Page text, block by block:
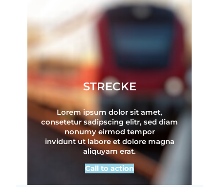
STRECKE
Lorem ipsum dolor sit amet,
consetetur sadipscing elitr, sed diam
nonumy eirmod tempor
invidunt ut labore et dolore magna
aliquyam erat.
Call to action